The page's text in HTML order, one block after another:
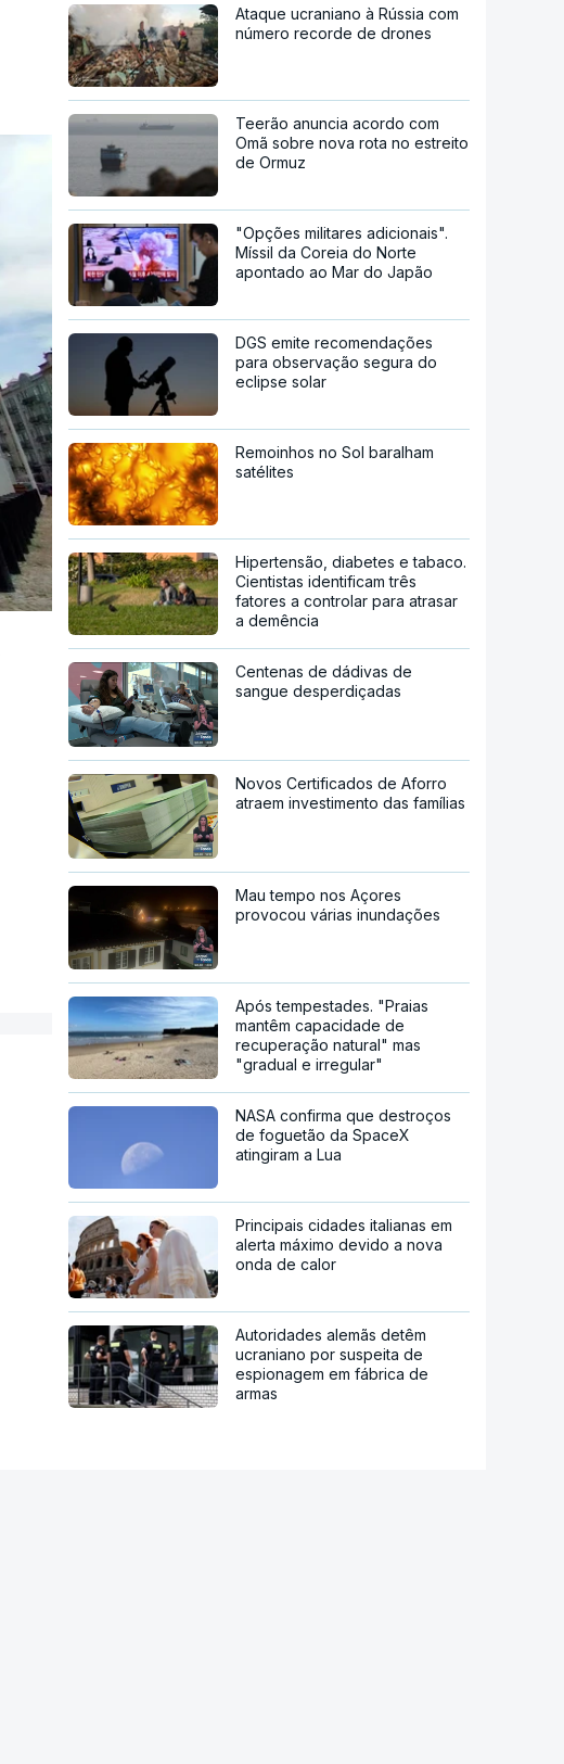
Ataque ucraniano à Rússia com
número recorde de drones
Teerão anuncia acordo com
Omã sobre nova rota no estreito
de Ormuz
"Opções militares adicionais".
Míssil da Coreia do Norte
apontado ao Mar do Japão
DGS emite recomendações
para observação segura do
eclipse solar
Remoinhos no Sol baralham
satélites
Hipertensão, diabetes e tabaco.
Cientistas identificam três
fatores a controlar para atrasar
a demência
Centenas de dádivas de
sangue desperdiçadas
Novos Certificados de Aforro
atraem investimento das famílias
Mau tempo nos Açores
provocou várias inundações
Após tempestades. "Praias
mantêm capacidade de
recuperação natural" mas
"gradual e irregular"
NASA confirma que destroços
de foguetão da SpaceX
atingiram a Lua
Principais cidades italianas em
alerta máximo devido a nova
onda de calor
Autoridades alemãs detêm
ucraniano por suspeita de
espionagem em fábrica de
armas